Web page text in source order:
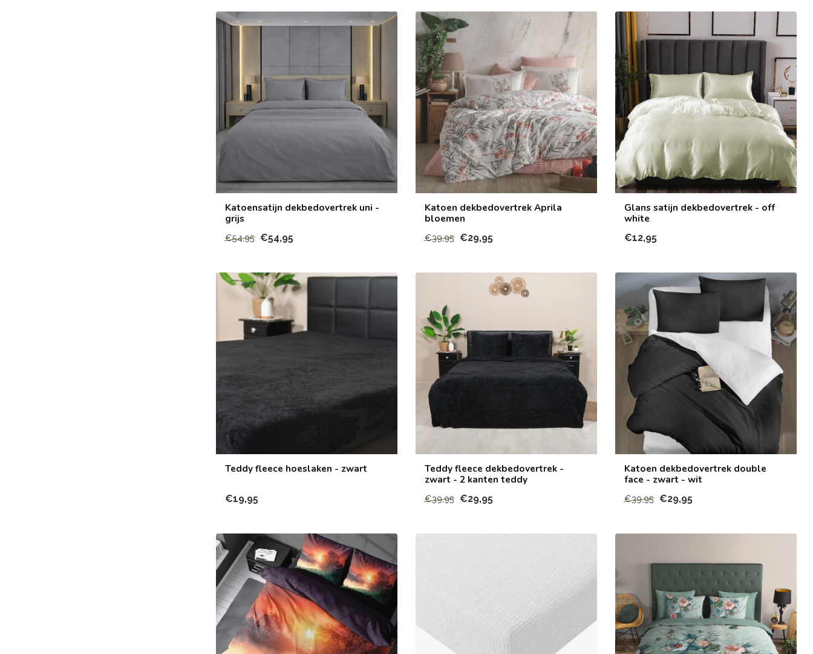
Katoensatijn dekbedovertrek uni -
grijs
€54,95 €54,95
Katoen dekbedovertrek Aprila
bloemen
€39,95 €29,95
Glans satijn dekbedovertrek - off
white
€12,95
Teddy fleece hoeslaken - zwart
€19,95
Teddy fleece dekbedovertrek -
zwart - 2 kanten teddy
€39,95 €29,95
Katoen dekbedovertrek double
face - zwart - wit
€39,95 €29,95